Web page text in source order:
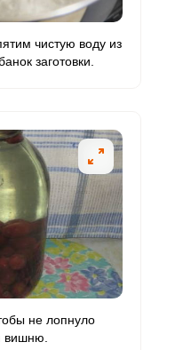
2.6 22.1
чистую воду из
заготовки.
не лопнуло
вишню.